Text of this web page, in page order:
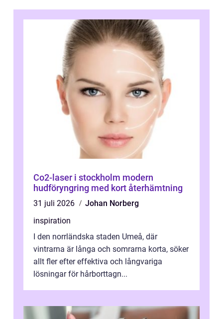
Co2-laser i stockholm modern
hudföryngring med kort återhämtning
31 juli 2026
Johan Norberg
inspiration
I den norrländska staden Umeå, där
vintrarna är långa och somrarna korta, söker
allt fler efter effektiva och långvariga
lösningar för hårborttagn...